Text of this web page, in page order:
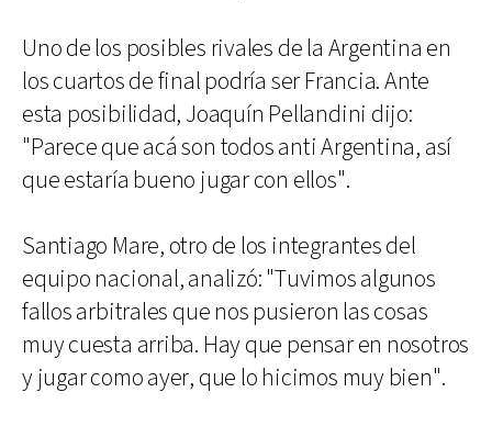
Uno de los posibles rivales de la Argentina en
los cuartos de final podría ser Francia. Ante
esta posibilidad, Joaquín Pellandini dijo:
"Parece que acá son todos anti Argentina, así
que estaría bueno jugar con ellos".
Santiago Mare, otro de los integrantes del
equipo nacional, analizó: "Tuvimos algunos
fallos arbitrales que nos pusieron las cosas
muy cuesta arriba. Hay que pensar en nosotros
y jugar como ayer, que lo hicimos muy bien".